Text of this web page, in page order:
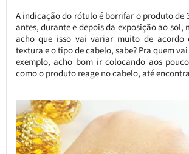
A indicação do rótulo é borrifar o produto de
antes, durante e depois da exposição ao sol,
acho que isso vai variar muito de acordo
textura e o tipo de cabelo, sabe? Pra quem
exemplo, acho bom ir colocando aos
como o produto reage no cabelo, até